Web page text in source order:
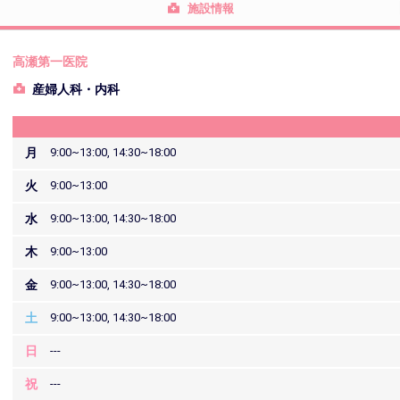
施設情報
高瀬第一医院
産婦人科・内科
月 9:00~13:00, 14:30~18:00
火 9:00~13:00
水 9:00~13:00, 14:30~18:00
木 9:00~13:00
金 9:00~13:00, 14:30~18:00
土 9:00~13:00, 14:30~18:00
日 ---
祝 ---